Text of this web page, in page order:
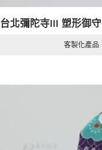
台北彌陀寺III 塑形御守
客製化產品